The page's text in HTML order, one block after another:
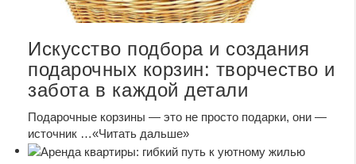
Искусство подбора и создания
подарочных корзин: творчество и
забота в каждой детали
Подарочные корзины — это не просто подарки, они —
источник …«Читать дальше»